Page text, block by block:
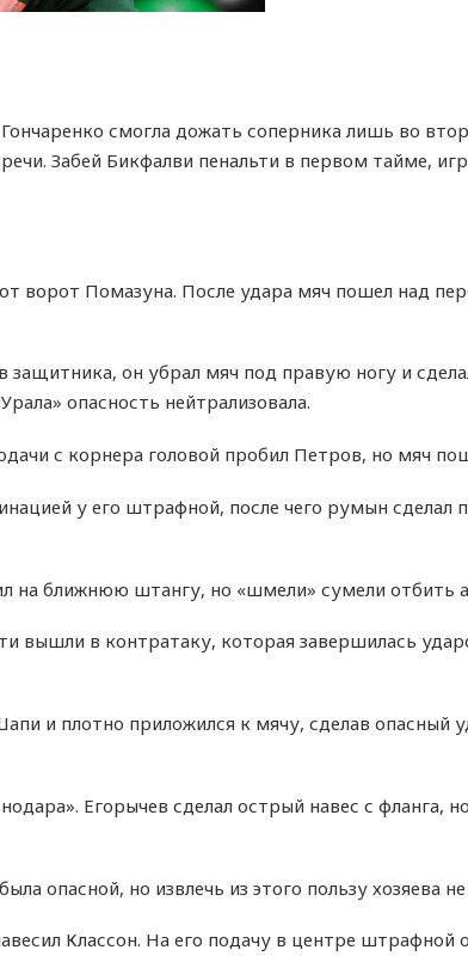
смогла дожать соперника лишь во
Забей Бикфалви пенальти в первом тайме,
ворот Помазуна. После удара мяч пошел над
он убрал мяч под правую ногу и
опасность нейтрализовала.
с корнера головой пробил Петров, но мяч
у его штрафной, после чего румын сделал
на ближнюю штангу, но «шмели» сумели отбить
вышли в контратаку, которая завершилась
и плотно приложился к мячу, сделав опасный
Егорычев сделал острый навес с фланга,
опасной, но извлечь из этого пользу хозяева
Классон. На его подачу в центре штрафной